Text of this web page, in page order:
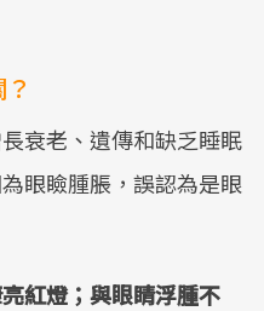
衰老、遺傳和缺乏睡眠
眼瞼腫脹，誤認為是眼
紅燈；與眼睛浮腫不